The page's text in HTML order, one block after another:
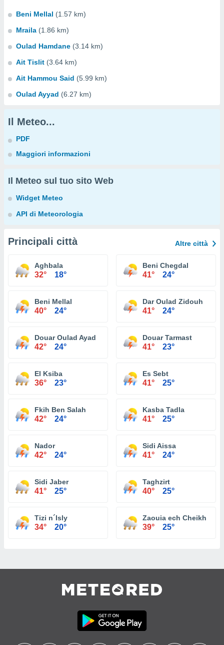
Beni Mellal (1.57 km)
Mraila (1.86 km)
Oulad Hamdane (3.14 km)
Ait Tislit (3.64 km)
Ait Hammou Said (5.99 km)
Oulad Ayyad (6.27 km)
Il Meteo...
PDF
Maggiori informazioni
Il Meteo sul tuo sito Web
Widget Meteo
API di Meteorologia
Principali città Altre città
Aghbala
32° 18°
Beni Chegdal
41° 24°
Beni Mellal
40° 24°
Dar Oulad Zidouh
41° 24°
Douar Oulad Ayad
42° 24°
Douar Tarmast
41° 23°
El Ksiba
36° 23°
Es Sebt
41° 25°
Fkih Ben Salah
42° 24°
Kasba Tadla
41° 25°
Nador
42° 24°
Sidi Aissa
41° 24°
Sidi Jaber
41° 25°
Taghzirt
40° 25°
Tizi n´Isly
34° 20°
Zaouia ech Cheikh
39° 25°